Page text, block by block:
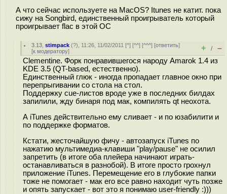
А что сейчас используете на MacOS? Itunes не катит. пока
сижу на Songbird, единственный проигрыватель который
проигрывает flac в этой ОС
3.13 ,stimpack (?), 11:26, 11/02/2011 [^] [^^] [^^^] [ответить]
[к модератору] + / –
Clementine. Форк понравившегося народу Amarok 1.4 из
KDE 3.5 (QT-based, естественно).
Единственный глюк - иногда пропадает главное окно при
перепрыгивании со стола на стол.
Поддержку cue-листов вроде уже в последних билдах
запилили, жду бинаря под мак, компилять qt неохота.
А iTunes действительно ему сливает - и по юзабилити и
по поддержке форматов.
Кстати, жесточайшую фичу - автозапуск iTunes по
нажатию мультимедиа-клавиши "play/pause" не осилил
запретить (в итоге оба плейера начинают играть-
останавливаться в разнобой). В итоге просто грохнул
приложение iTunes. Перемещение его в глубокие папки
тоже не помогает - мак его все равно находит чуть позже
и опять запускает - вот это я понимаю user-friendly :)))